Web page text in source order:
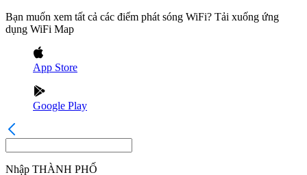
Bạn muốn xem tất cả các điểm phát sóng WiFi? Tải xuống ứng
dụng WiFi Map
App Store
Google Play
Nhập THÀNH PHỐ